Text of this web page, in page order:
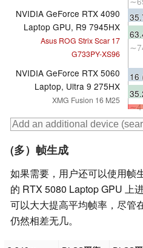
NVIDIA GeForce RTX 4090
Laptop GPU, R9 7945HX
Asus ROG Strix Scar 17
G733PY-XS96
NVIDIA GeForce RTX 5060
Laptop, Ultra 9 275HX
XMG Fusion 16 M25
16
(多）帧生成
如果需要，用户还可以使用帧
的 RTX 5080 Laptop GPU 上
可以大大提高平均帧率，尽管
仍然相差无几。